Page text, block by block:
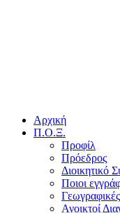
Αρχική
Π.Ο.Ξ.
Προφίλ
Πρόεδρος
Διοικητικό
Ποιοι
Ανοικτοί